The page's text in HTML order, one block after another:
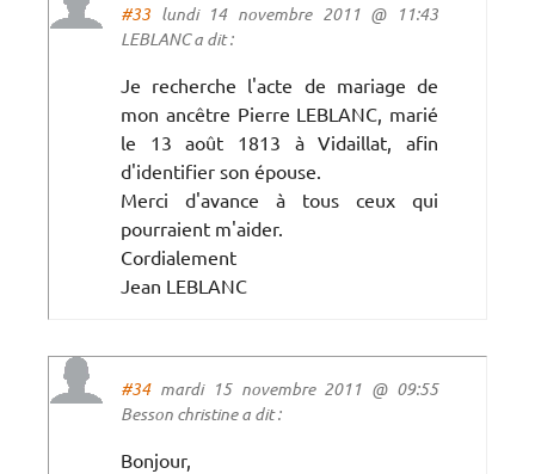
#33 lundi 14 novembre 2011 @ 11:43
LEBLANC a dit :
Je recherche l'acte de mariage de
mon ancêtre Pierre LEBLANC, marié
le 13 août 1813 à Vidaillat, afin
d'identifier son épouse.
Merci d'avance à tous ceux qui
pourraient m'aider.
Cordialement
Jean LEBLANC
#34mardi 15 novembre 2011 @ 09:55
Besson christine a dit :
Bonjour,